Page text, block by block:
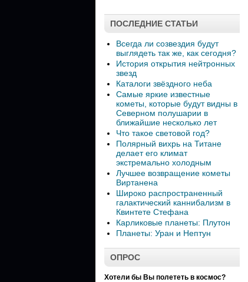
ПОСЛЕДНИЕ СТАТЬИ
Всегда ли созвездия будут
выглядеть так же, как сегодня?
История открытия нейтронных
звезд
Каталоги звёздного неба
Самые яркие известные
кометы, которые будут видны в
Северном полушарии в
ближайшие несколько лет
Что такое световой год?
Полярный вихрь на Титане
делает его климат
экстремально холодным
Лучшее возвращение кометы
Виртанена
Широко распространенный
галактический каннибализм в
Квинтете Стефана
Карликовые планеты: Плутон
Планеты: Уран и Нептун
ОПРОС
Хотели бы Вы полететь в космос?